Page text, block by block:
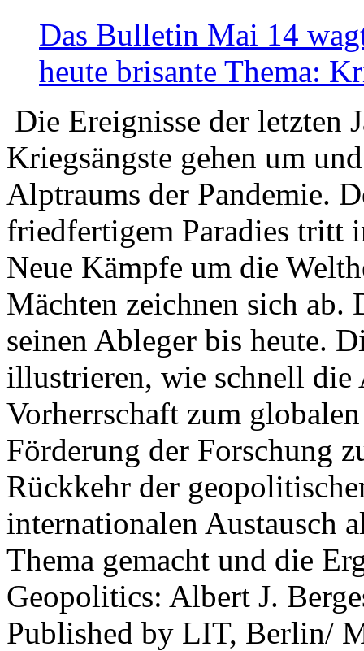
Das Bulletin Mai 14
heute brisante Thema:
Die Ereignisse der letzten
Kriegsängste gehen um
Alptraums der Pandemie.
friedfertigem Paradies tritt
Neue Kämpfe um die
Mächten zeichnen sich
seinen Ableger bis heute.
illustrieren, wie schnell die
Vorherrschaft zum
Förderung der Forschung
Rückkehr der
internationalen Austausch
Thema gemacht und die
Geopolitics: Albert J.
Published by LIT, Berlin/